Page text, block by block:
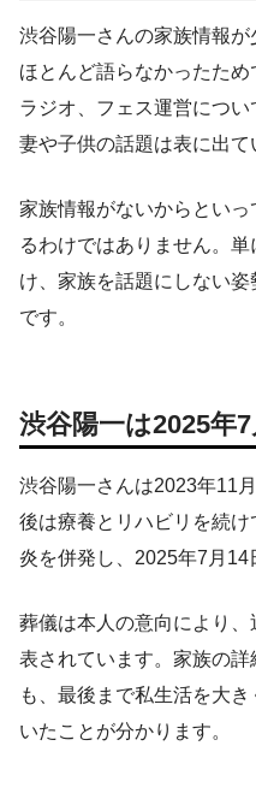
渋谷陽一さんの家族情報
ほとんど語らなかったため
ラジオ、フェス運営につい
妻や子供の話題は表に出て
家族情報がないからとい
るわけではありません。
け、家族を話題にしない
です。
渋谷陽一は2025年
渋谷陽一さんは2023年11
後は療養とリハビリを続
炎を併発し、2025年7月14
葬儀は本人の意向により
表されています。家族の
も、最後まで私生活を大
いたことが分かります。